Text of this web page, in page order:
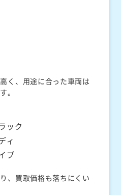
く、用途に合った車両は
。
ック
ィ
プ
、買取価格も落ちにくい